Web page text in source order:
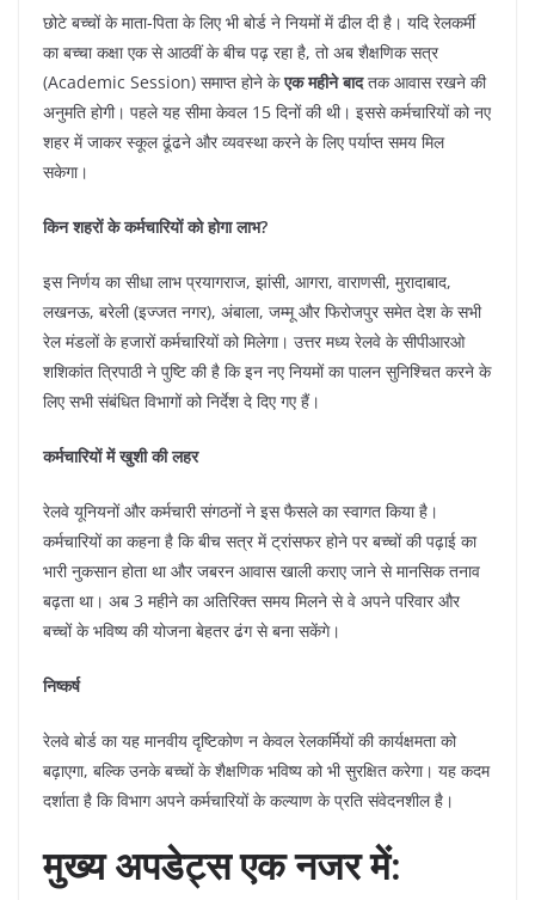
​छोटे बच्चों के माता-पिता के लिए भी बोर्ड ने नियमों में ढील दी है। यदि रेलकर्मी
का बच्चा कक्षा एक से आठवीं के बीच पढ़ रहा है, तो अब शैक्षणिक सत्र
(Academic Session) समाप्त होने केएक महीने बादतक आवास रखने की
अनुमति होगी। पहले यह सीमा केवल 15 दिनों की थी। इससे कर्मचारियों को नए
शहर में जाकर स्कूल ढूंढने और व्यवस्था करने के लिए पर्याप्त समय मिल
सकेगा।
किन शहरों के कर्मचारियों को होगा लाभ?
​इस निर्णय का सीधा लाभ प्रयागराज, झांसी, आगरा, वाराणसी, मुरादाबाद,
लखनऊ, बरेली (इज्जत नगर), अंबाला, जम्मू और फिरोजपुर समेत देश के सभी
रेल मंडलों के हजारों कर्मचारियों को मिलेगा। उत्तर मध्य रेलवे के सीपीआरओ
शशिकांत त्रिपाठी ने पुष्टि की है कि इन नए नियमों का पालन सुनिश्चित करने के
लिए सभी संबंधित विभागों को निर्देश दे दिए गए हैं।
कर्मचारियों में खुशी की लहर
​रेलवे यूनियनों और कर्मचारी संगठनों ने इस फैसले का स्वागत किया है।
कर्मचारियों का कहना है कि बीच सत्र में ट्रांसफर होने पर बच्चों की पढ़ाई का
भारी नुकसान होता था और जबरन आवास खाली कराए जाने से मानसिक तनाव
बढ़ता था। अब 3 महीने का अतिरिक्त समय मिलने से वे अपने परिवार और
बच्चों के भविष्य की योजना बेहतर ढंग से बना सकेंगे।
निष्कर्ष
​रेलवे बोर्ड का यह मानवीय दृष्टिकोण न केवल रेलकर्मियों की कार्यक्षमता को
बढ़ाएगा, बल्कि उनके बच्चों के शैक्षणिक भविष्य को भी सुरक्षित करेगा। यह कदम
दर्शाता है कि विभाग अपने कर्मचारियों के कल्याण के प्रति संवेदनशील है।
मुख्य अपडेट्स एक नजर में: